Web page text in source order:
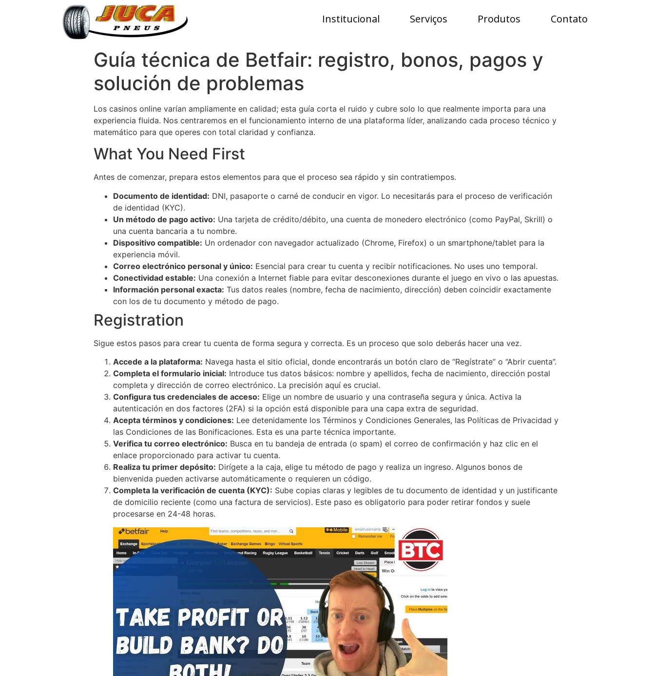
Institucional Serviços Produtos Contato
Guía técnica de Betfair: registro, bonos, pagos y
solución de problemas
Los casinos online varían ampliamente en calidad; esta guía corta el ruido y cubre solo lo que realmente importa para una
experiencia fluida. Nos centraremos en el funcionamiento interno de una plataforma líder, analizando cada proceso técnico y
matemático para que operes con total claridad y confianza.
What You Need First
Antes de comenzar, prepara estos elementos para que el proceso sea rápido y sin contratiempos.
Documento de identidad: DNI, pasaporte o carné de conducir en vigor. Lo necesitarás para el proceso de verificación
de identidad (KYC).
Un método de pago activo: Una tarjeta de crédito/débito, una cuenta de monedero electrónico (como PayPal, Skrill) o
una cuenta bancaria a tu nombre.
Dispositivo compatible: Un ordenador con navegador actualizado (Chrome, Firefox) o un smartphone/tablet para la
experiencia móvil.
Correo electrónico personal y único: Esencial para crear tu cuenta y recibir notificaciones. No uses uno temporal.
Conectividad estable: Una conexión a Internet fiable para evitar desconexiones durante el juego en vivo o las apuestas.
Información personal exacta: Tus datos reales (nombre, fecha de nacimiento, dirección) deben coincidir exactamente
con los de tu documento y método de pago.
Registration
Sigue estos pasos para crear tu cuenta de forma segura y correcta. Es un proceso que solo deberás hacer una vez.
Accede a la plataforma: Navega hasta el sitio oficial, donde encontrarás un botón claro de “Regístrate” o “Abrir cuenta”.
Completa el formulario inicial: Introduce tus datos básicos: nombre y apellidos, fecha de nacimiento, dirección postal
completa y dirección de correo electrónico. La precisión aquí es crucial.
Configura tus credenciales de acceso: Elige un nombre de usuario y una contraseña segura y única. Activa la
autenticación en dos factores (2FA) si la opción está disponible para una capa extra de seguridad.
Acepta términos y condiciones: Lee detenidamente los Términos y Condiciones Generales, las Políticas de Privacidad y
las Condiciones de las Bonificaciones. Esta es una parte técnica importante.
Verifica tu correo electrónico: Busca en tu bandeja de entrada (o spam) el correo de confirmación y haz clic en el
enlace proporcionado para activar tu cuenta.
Realiza tu primer depósito: Dirígete a la caja, elige tu método de pago y realiza un ingreso. Algunos bonos de
bienvenida pueden activarse automáticamente o requieren un código.
Completa la verificación de cuenta (KYC): Sube copias claras y legibles de tu documento de identidad y un justificante
de domicilio reciente (como una factura de servicios). Este paso es obligatorio para poder retirar fondos y suele
procesarse en 24-48 horas.